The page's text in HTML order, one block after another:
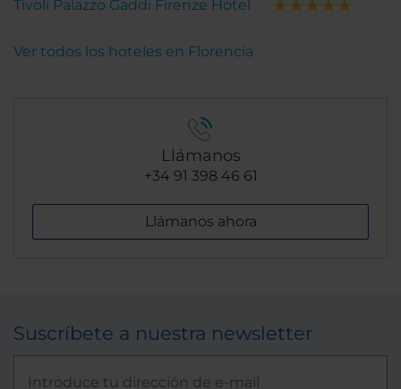
Tivoli Palazzo Gaddi Firenze Hotel
Ver todos los hoteles en Florencia
Llámanos
+34 91 398 46 61
Llámanos ahora
Suscríbete a nuestra newsletter